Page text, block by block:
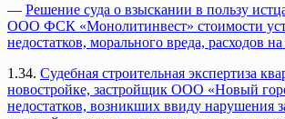
— Решение суда о взыскании в пользу
ООО ФСК «Монолитинвест» стоимости
недостатков, морального вреда, расходов
1.34. Судебная строительная экспертиза
новостройке, застройщик ООО «Новый
недостатков, возникших ввиду нарушения